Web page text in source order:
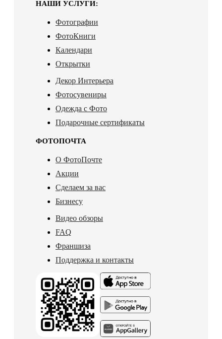
НАШИ УСЛУГИ:
Фотографии
ФотоКниги
Календари
Открытки
Декор Интерьера
Фотосувениры
Одежда с Фото
Подарочные сертификаты
ФОТОПОЧТА
О ФотоПочте
Акции
Сделаем за вас
Бизнесу
Видео обзоры
FAQ
Франшиза
Поддержка и контакты